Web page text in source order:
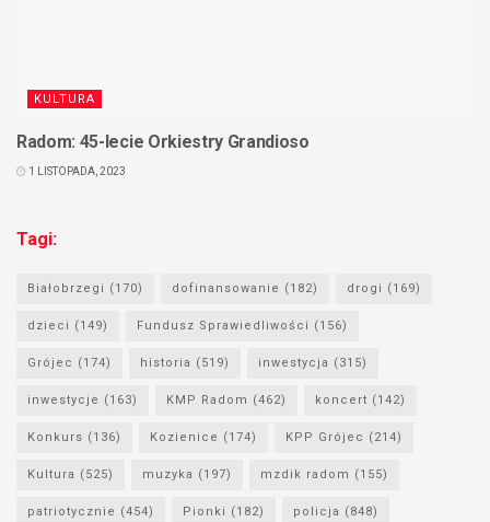
KULTURA
Radom: 45-lecie Orkiestry Grandioso
1 LISTOPADA, 2023
Tagi:
Białobrzegi (170) dofinansowanie (182) drogi (169)
dzieci (149) Fundusz Sprawiedliwości (156)
Grójec (174) historia (519) inwestycja (315)
inwestycje (163) KMP Radom (462) koncert (142)
Konkurs (136) Kozienice (174) KPP Grójec (214)
Kultura (525) muzyka (197) mzdik radom (155)
patriotycznie (454) Pionki (182) policja (848)